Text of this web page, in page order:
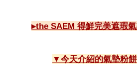
▸the SAEM 得鮮完美遮瑕
▼今天介紹的氣墊粉